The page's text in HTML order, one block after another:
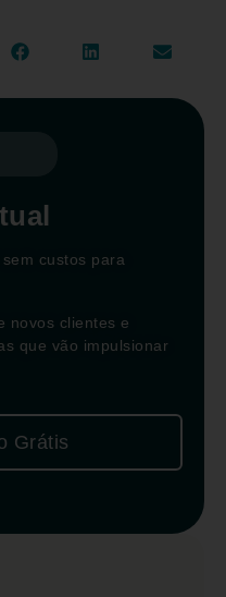
custos para
novos clientes e
que vão impulsionar
Grátis